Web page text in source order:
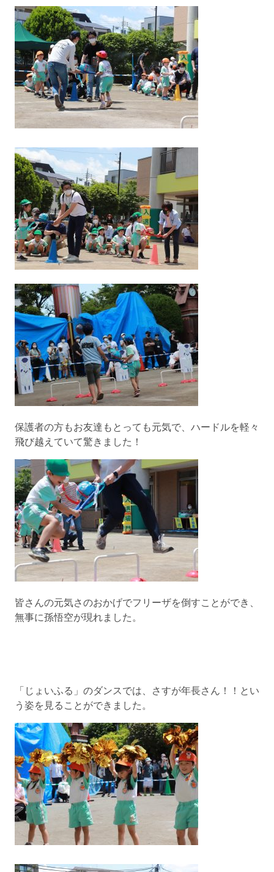
保護者の方もお友達もとっても元気で、ハードルを軽々
飛び越えていて驚きました！
皆さんの元気さのおかげでフリーザを倒すことができ、
無事に孫悟空が現れました。
「じょいふる」のダンスでは、さすが年長さん！！とい
う姿を見ることができました。